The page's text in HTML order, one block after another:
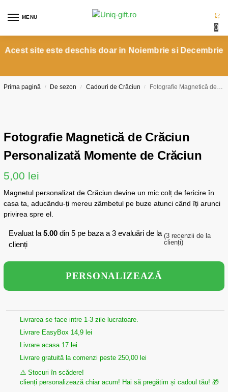
MENU
0
Acest site este deschis doar in Noiembrie si Decembrie
Prima pagină / De sezon / Cadouri de Crăciun / Fotografie Magnetică de Crăciun Personalizată Momente de Crăciun
Fotografie Magnetică de Crăciun
Personalizată Momente de Crăciun
5,00 lei
Magnetul personalizat de Crăciun devine un mic colț de fericire în
casa ta, aducându-ți mereu zâmbetul pe buze atunci când îți arunci
privirea spre el.
Evaluat la 5.00 din 5 pe baza a 3 evaluări de la
clienți
(3recenzii de la
clienți)
PERSONALIZEAZĂ
Livrarea se face intre 1-3 zile lucratoare.
Livrare EasyBox 14,9 lei
Livrare acasa 17 lei
Livrare gratuită la comenzi peste 250,00 lei
⚠️ Stocuri în scădere!
clienți personalizează chiar acum! Hai să pregătim și cadoul tău! 🎁